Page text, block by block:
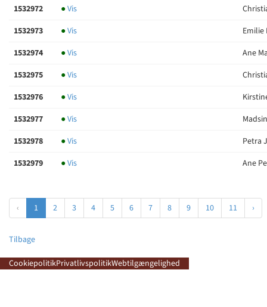
1532972
●Vis
1532973
●Vis
Emilie
1532974
●Vis
Ane
1532975
●Vis
1532976
●Vis
1532977
●Vis
1532978
●Vis
Petra
1532979
●Vis Ane
‹ 1 2 3 4 5 6 7 8 9 10 11 ›
Tilbage
CookiepolitikPrivatlivspolitikWebtilgængelighed